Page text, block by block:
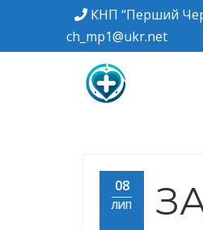
КНП “Перший
ch_mp1@ukr.net
08
ЛИП